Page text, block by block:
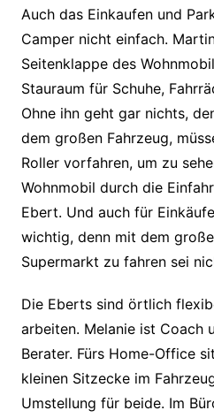
Auch das Einkaufen und
Camper nicht einfach.
Seitenklappe des
Stauraum für Schuhe,
Ohne ihn geht gar nichts,
dem großen Fahrzeug,
Roller vorfahren, um zu
Wohnmobil durch die
Ebert. Und auch für
wichtig, denn mit dem
Supermarkt zu fahren sei
Die Eberts sind örtlich
arbeiten. Melanie ist Coach
Berater. Fürs Home-Office
kleinen Sitzecke im
Umstellung für beide. Im